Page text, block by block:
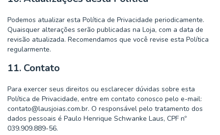
Podemos atualizar esta Política de Privacidade periodicamente.
Quaisquer alterações serão publicadas na Loja, com a data de
revisão atualizada. Recomendamos que você revise esta Política
regularmente.
11. Contato
Para exercer seus direitos ou esclarecer dúvidas sobre esta
Política de Privacidade, entre em contato conosco pelo e-mail:
contato@lausjoias.com.br. O responsável pelo tratamento dos
dados pessoais é Paulo Henrique Schwanke Laus, CPF nº
039.909.889-56.